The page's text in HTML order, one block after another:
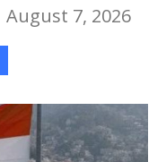
August 7, 2026